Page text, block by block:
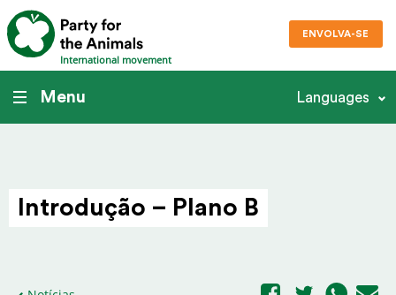
International movement
ENVOLVA-SE
Menu Languages
Intro­dução – Plano B